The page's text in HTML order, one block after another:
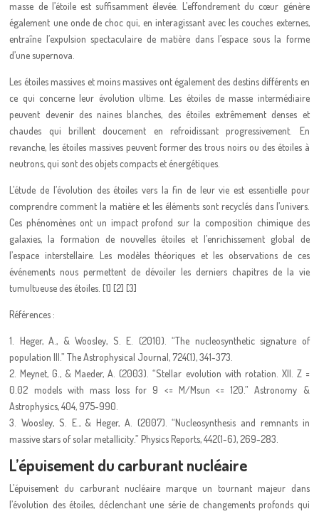
masse de l’étoile est suffisamment élevée. L’effondrement du cœur génère
également une onde de choc qui, en interagissant avec les couches externes,
entraîne l’expulsion spectaculaire de matière dans l’espace sous la forme
d’une supernova.
Les étoiles massives et moins massives ont également des destins différents en
ce qui concerne leur évolution ultime. Les étoiles de masse intermédiaire
peuvent devenir des naines blanches, des étoiles extrêmement denses et
chaudes qui brillent doucement en refroidissant progressivement. En
revanche, les étoiles massives peuvent former des trous noirs ou des étoiles à
neutrons, qui sont des objets compacts et énergétiques.
L’étude de l’évolution des étoiles vers la fin de leur vie est essentielle pour
comprendre comment la matière et les éléments sont recyclés dans l’univers.
Ces phénomènes ont un impact profond sur la composition chimique des
galaxies, la formation de nouvelles étoiles et l’enrichissement global de
l’espace interstellaire. Les modèles théoriques et les observations de ces
événements nous permettent de dévoiler les derniers chapitres de la vie
tumultueuse des étoiles. [1] [2] [3]
Références :
1. Heger, A., & Woosley, S. E. (2010). “The nucleosynthetic signature of
population III.” The Astrophysical Journal, 724(1), 341-373.
2. Meynet, G., & Maeder, A. (2003). “Stellar evolution with rotation. XII. Z =
0.02 models with mass loss for 9 <= M/Msun <= 120.” Astronomy &
Astrophysics, 404, 975-990.
3. Woosley, S. E., & Heger, A. (2007). “Nucleosynthesis and remnants in
massive stars of solar metallicity.” Physics Reports, 442(1-6), 269-283.
L’épuisement du carburant nucléaire
L’épuisement du carburant nucléaire marque un tournant majeur dans
l’évolution des étoiles, déclenchant une série de changements profonds qui